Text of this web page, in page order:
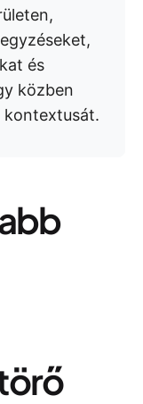
és
közben
kontextusát.